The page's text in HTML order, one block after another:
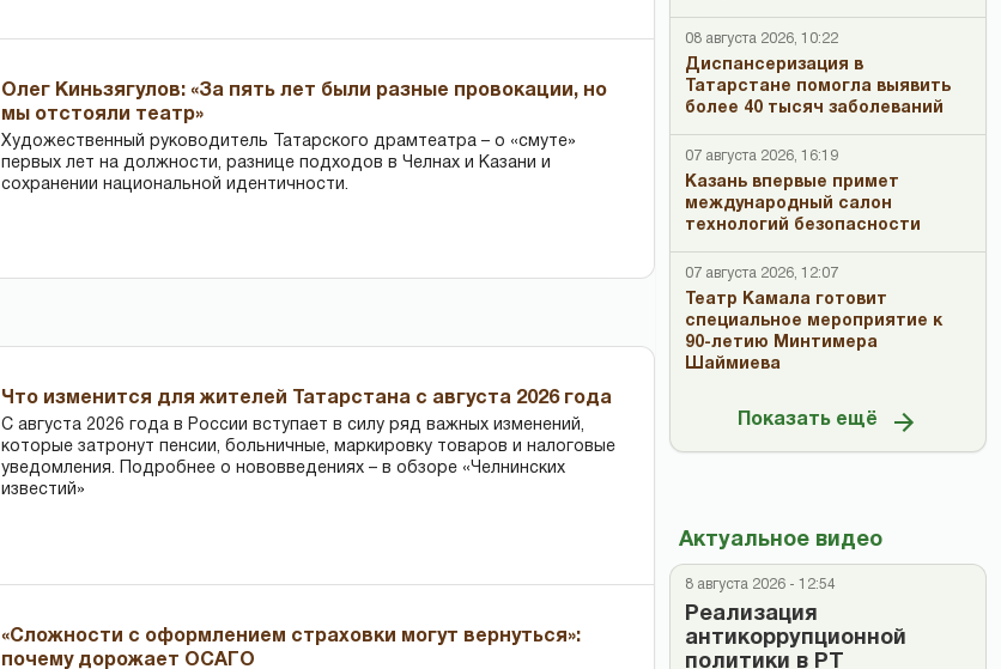
Олег Киньзягулов: «За пять лет были разные провокации, но
мы отстояли театр»
Художественный руководитель Татарского драмтеатра – о «смуте»
первых лет на должности, разнице подходов в Челнах и Казани и
сохранении национальной идентичности.
Что изменится для жителей Татарстана с августа 2026 года
С августа 2026 года в России вступает в силу ряд важных изменений,
которые затронут пенсии, больничные, маркировку товаров и налоговые
уведомления. Подробнее о нововведениях – в обзоре «Челнинских
известий»
«Сложности с оформлением страховки могут вернуться»:
почему дорожает ОСАГО
08 августа 2026, 10:22
Диспансеризация в
Татарстане помогла выявить
более 40 тысяч заболеваний
07 августа 2026, 16:19
Казань впервые примет
международный салон
технологий безопасности
07 августа 2026, 12:07
Театр Камала готовит
специальное мероприятие к
90-летию Минтимера
Шаймиева
Показать ещё
Актуальное видео
8 августа 2026 - 12:54
Реализация
антикоррупционной
политики в РТ